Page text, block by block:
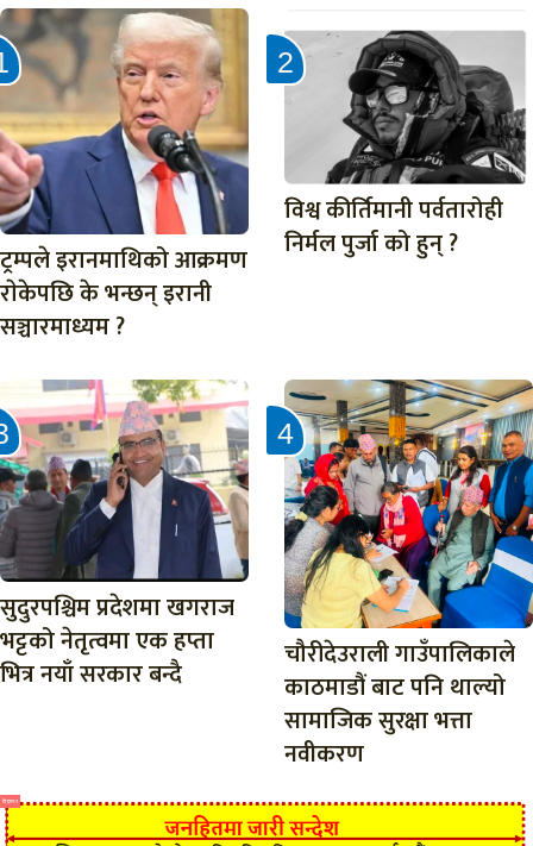
ट्रम्पले इरानमाथिको आक्रमण
राेकेपछि के भन्छन् इरानी
सञ्चारमाध्यम ?
विश्व कीर्तिमानी पर्वतारोही
निर्मल पुर्जा को हुन् ?
सुदुरपश्चिम प्रदेशमा खगराज
भट्टको नेतृत्वमा एक हप्ता
भित्र नयाँ सरकार बन्दै
चौरीदेउराली गाउँपालिकाले
काठमाडौं बाट पनि थाल्यो
सामाजिक सुरक्षा भत्ता
नवीकरण
विज्ञापन